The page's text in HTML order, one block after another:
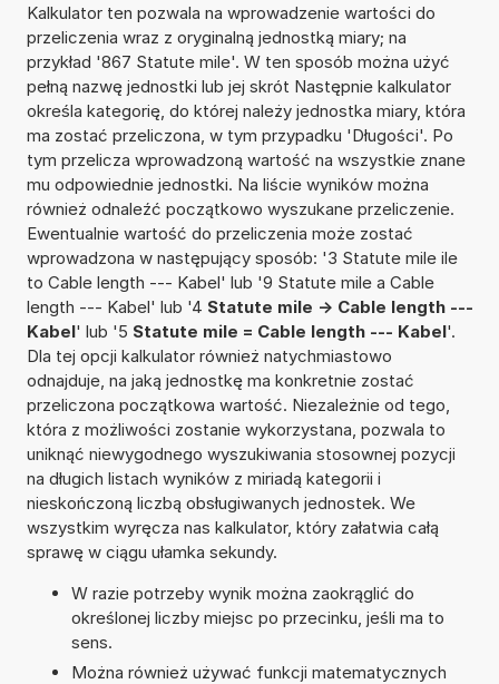
Kalkulator ten pozwala na wprowadzenie wartości do
przeliczenia wraz z oryginalną jednostką miary; na
przykład '867 Statute mile'. W ten sposób można użyć
pełną nazwę jednostki lub jej skrót Następnie kalkulator
określa kategorię, do której należy jednostka miary, która
ma zostać przeliczona, w tym przypadku 'Długości'. Po
tym przelicza wprowadzoną wartość na wszystkie znane
mu odpowiednie jednostki. Na liście wyników można
również odnaleźć początkowo wyszukane przeliczenie.
Ewentualnie wartość do przeliczenia może zostać
wprowadzona w następujący sposób: '3 Statute mile ile
to Cable length --- Kabel' lub '9 Statute mile a Cable
length --- Kabel' lub '4 Statute mile -> Cable length ---
Kabel' lub '5 Statute mile = Cable length --- Kabel'.
Dla tej opcji kalkulator również natychmiastowo
odnajduje, na jaką jednostkę ma konkretnie zostać
przeliczona początkowa wartość. Niezależnie od tego,
która z możliwości zostanie wykorzystana, pozwala to
uniknąć niewygodnego wyszukiwania stosownej pozycji
na długich listach wyników z miriadą kategorii i
nieskończoną liczbą obsługiwanych jednostek. We
wszystkim wyręcza nas kalkulator, który załatwia całą
sprawę w ciągu ułamka sekundy.
W razie potrzeby wynik można zaokrąglić do
określonej liczby miejsc po przecinku, jeśli ma to
sens.
Można również używać funkcji matematycznych